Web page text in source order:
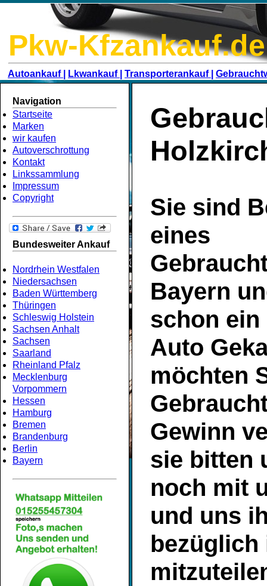
Pkw-Kfzankauf.de
Autoankauf | Lkwankauf | Transporterankauf |
Navigation
Startseite
Marken
wir kaufen
Autoverschrottung
Kontakt
Linkssammlung
Impressum
Copyright
Bundesweiter Ankauf
Nordrhein Westfalen
Niedersachsen
Baden Württemberg
Thüringen
Schleswig Holstein
Sachsen Anhalt
Sachsen
Saarland
Rheinland Pfalz
Mecklenburg
Vorpommern
Hessen
Hamburg
Bremen
Brandenburg
Berlin
Bayern
Sie sind
eines
Bayern
schon ein
Auto
möchten
Gewinn
sie bitten
noch mit
und uns